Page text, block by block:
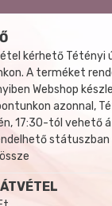
kérhető Tétényi
A terméket
Webshop
azonnal,
17:30-tól vehető